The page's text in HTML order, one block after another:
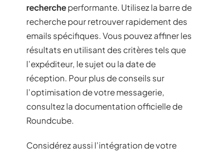
rechercheperformante. Utilisez la barre de
recherche pour retrouver rapidement des
emails spécifiques. Vous pouvez affiner les
résultats en utilisant des critères tels que
l’expéditeur, le sujet ou la date de
réception. Pour plus de conseils sur
l’optimisation de votre messagerie,
consultez la documentation officielle de
Roundcube.
Considérez aussi l’intégration de votre